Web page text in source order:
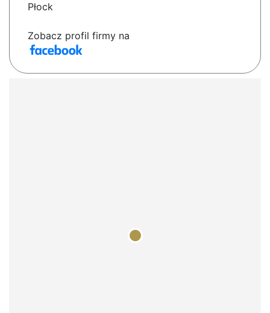
Płock
Zobacz profil firmy na